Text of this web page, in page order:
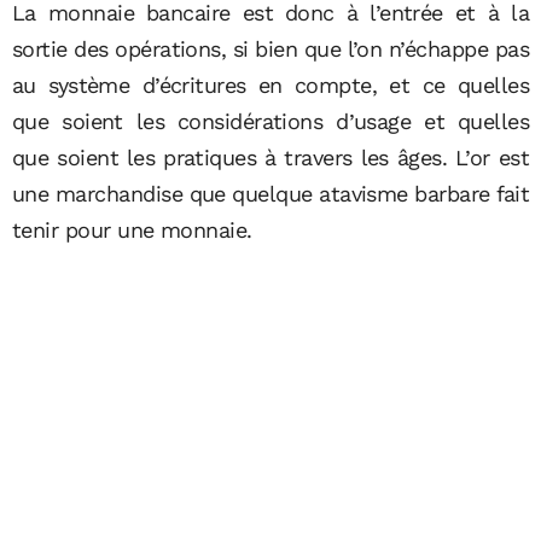
La monnaie bancaire est donc à l’entrée et à la
sortie des opérations, si bien que l’on n’échappe pas
au système d’écritures en compte, et ce quelles
que soient les considérations d’usage et quelles
que soient les pratiques à travers les âges. L’or est
une marchandise que quelque atavisme barbare fait
tenir pour une monnaie.